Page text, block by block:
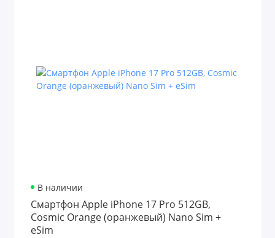
В наличии
Смартфон Apple iPhone 17 Pro 512GB,
Cosmic Orange (оранжевый) Nano Sim +
eSim